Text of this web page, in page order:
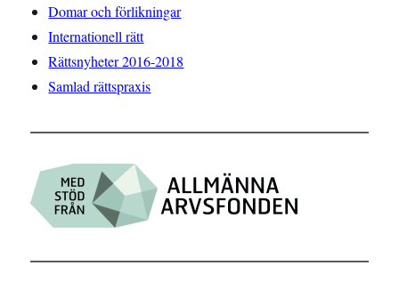
Domar och förlikningar
Internationell rätt
Rättsnyheter 2016-2018
Samlad rättspraxis